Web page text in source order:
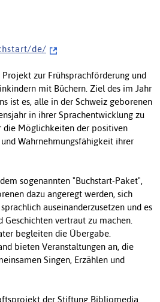
h s t a r t / d e /
zur Frühsprachförderung und
mit Büchern. Ziel des im Jahr
ist es, alle in der Schweiz geborenen
in ihrer Sprachentwicklung zu
die Möglichkeiten der positiven
Wahrnehmungsfähigkeit ihrer
sogenannten "Buchstart-Paket",
dazu angeregt werden, sich
auseinanderzusetzen und es
vertraut zu machen.
begleiten die Übergabe.
bieten Veranstaltungen an, die
Singen, Erzählen und
der Stiftung Bibliomedia